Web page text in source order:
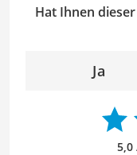
Klarheit,
überprüfen. Mein
angenehme
beitragen, dass die
präsentiert werden
Hat Ihnen
Ja
5,0